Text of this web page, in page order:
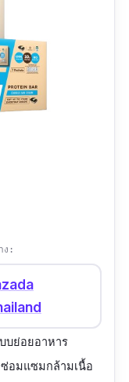
ง:
บย่อยอาหาร
อมแซมกล้ามเนื้อ